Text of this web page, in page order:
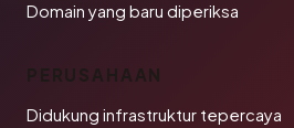
Domain yang baru diperiksa
PERUSAHAAN
Didukung infrastruktur tepercaya